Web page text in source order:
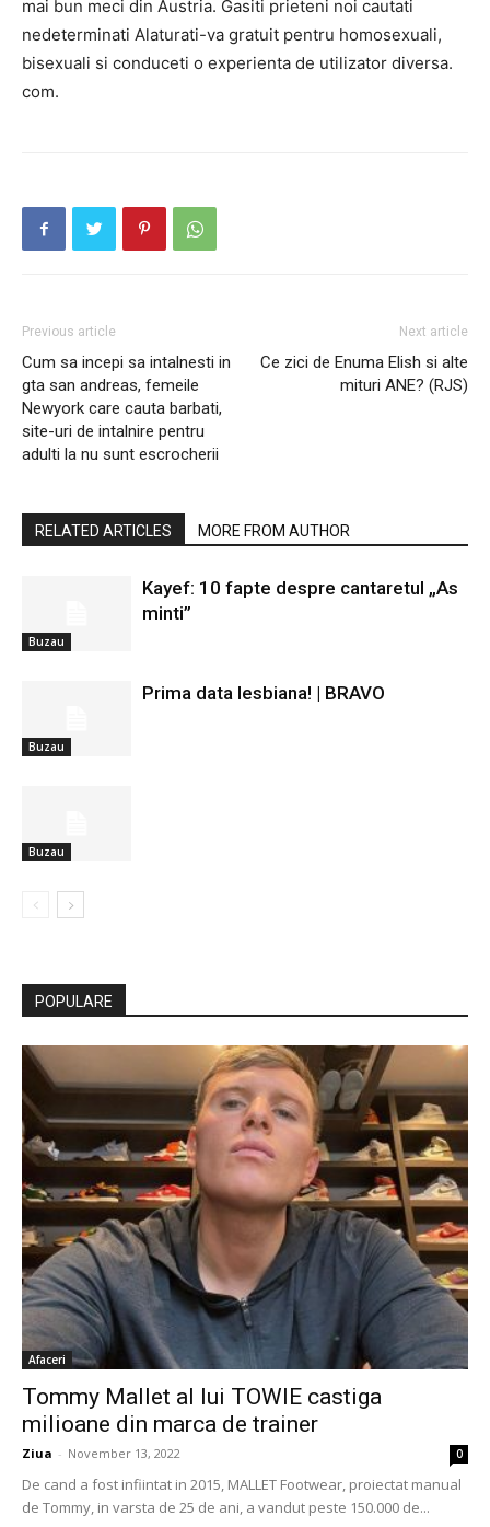
mai bun meci din Austria. Gasiti prieteni noi cautati
nedeterminati Alaturati-va gratuit pentru homosexuali,
bisexuali si conduceti o experienta de utilizator diversa.
com.
Previous article
Cum sa incepi sa intalnesti in
gta san andreas, femeile
Newyork care cauta barbati,
site-uri de intalnire pentru
adulti la nu sunt escrocherii
Next article
Ce zici de Enuma Elish si alte
mituri ANE? (RJS)
RELATED ARTICLES MORE FROM AUTHOR
Buzau
Kayef: 10 fapte despre cantaretul „As
minti”
Buzau
Prima data lesbiana! | BRAVO
Buzau
POPULARE
Afaceri
Tommy Mallet al lui TOWIE castiga
milioane din marca de trainer
Ziua - November 13, 2022 0
De cand a fost infiintat in 2015, MALLET Footwear, proiectat manual
de Tommy, in varsta de 25 de ani, a vandut peste 150.000 de...